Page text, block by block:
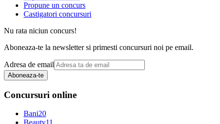
Propune un concurs
Castigatori concursuri
Nu rata niciun concurs!
Aboneaza-te la newsletter si primesti concursuri noi pe email.
Adresa de email
Aboneaza-te
Concursuri online
Bani20